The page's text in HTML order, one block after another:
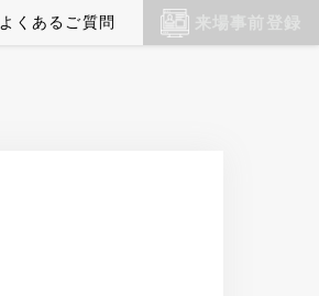
よくあるご質問